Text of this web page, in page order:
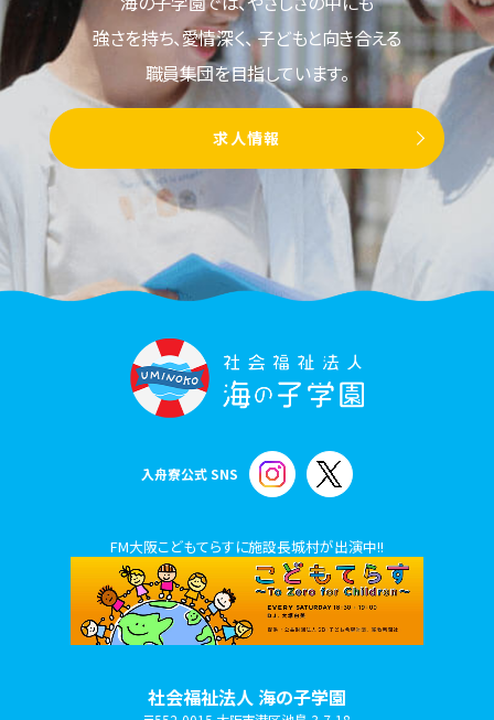
強さを持ち、愛情深く、子どもと向き合える
職員集団を目指しています。
求人情報
入舟寮公式 SNS
FM大阪こどもてらすに施設長城村が出演中!!
社会福祉法人 海の子学園